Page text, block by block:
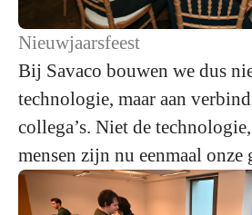
Nieuwjaarsfeest
Bij Savaco bouwen we dus
technologie, maar aan
collega’s. Niet de
mensen zijn nu eenmaal onze